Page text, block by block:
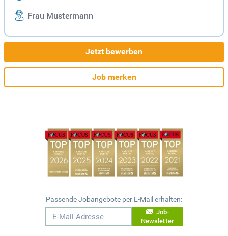
Frau Mustermann
Jetzt bewerben
Job merken
Passende Jobangebote per E-Mail erhalten:
Job-
Newsletter